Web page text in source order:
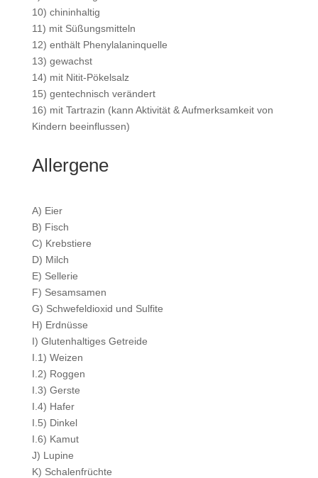
10) chininhaltig
11) mit Süßungsmitteln
12) enthält Phenylalaninquelle
13) gewachst
14) mit Nitit-Pökelsalz
15) gentechnisch verändert
16) mit Tartrazin (kann Aktivität & Aufmerksamkeit von
Kindern beeinflussen)
Allergene
A) Eier
B) Fisch
C) Krebstiere
D) Milch
E) Sellerie
F) Sesamsamen
G) Schwefeldioxid und Sulfite
H) Erdnüsse
I) Glutenhaltiges Getreide
I.1) Weizen
I.2) Roggen
I.3) Gerste
I.4) Hafer
I.5) Dinkel
I.6) Kamut
J) Lupine
K) Schalenfrüchte